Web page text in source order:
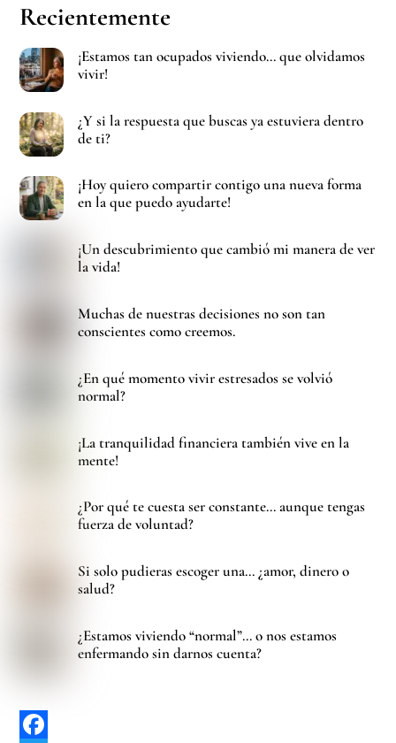
Recientemente
¡Estamos tan ocupados viviendo… que olvidamos
vivir!
¿Y si la respuesta que buscas ya estuviera dentro
de ti?
¡Hoy quiero compartir contigo una nueva forma
en la que puedo ayudarte!
¡Un descubrimiento que cambió mi manera de ver
la vida!
Muchas de nuestras decisiones no son tan
conscientes como creemos.
¿En qué momento vivir estresados se volvió
normal?
¡La tranquilidad financiera también vive en la
mente!
¿Por qué te cuesta ser constante… aunque tengas
fuerza de voluntad?
Si solo pudieras escoger una… ¿amor, dinero o
salud?
¿Estamos viviendo “normal”… o nos estamos
enfermando sin darnos cuenta?